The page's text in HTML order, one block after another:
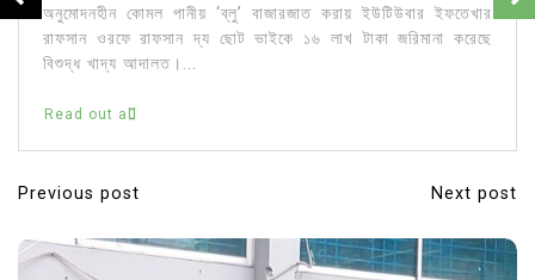
অনুমোদনহীন কোমল পানীয় ‘ব্লু’ বাজারজাত করায় ইউটিউবার ইফতেখার
রাফসান ওরফে রাফসান দ্য ছোট ভাইকে ১৬ লাখ টাকা জরিমানা করেছে
বিশুদ্ধ খাদ্য আদালত।...
Read out all
P
o
Previous post Next post